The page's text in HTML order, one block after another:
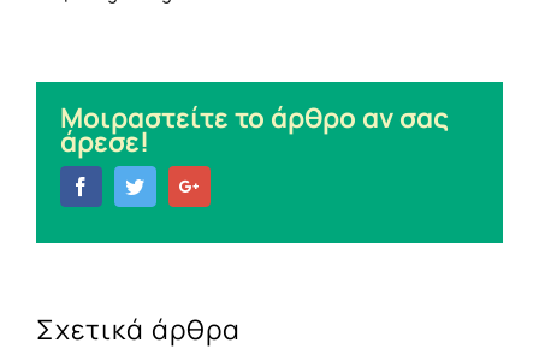
Μοιραστείτε το άρθρο αν σας
άρεσε!
FacebookTwitter
Σχετικά άρθρα